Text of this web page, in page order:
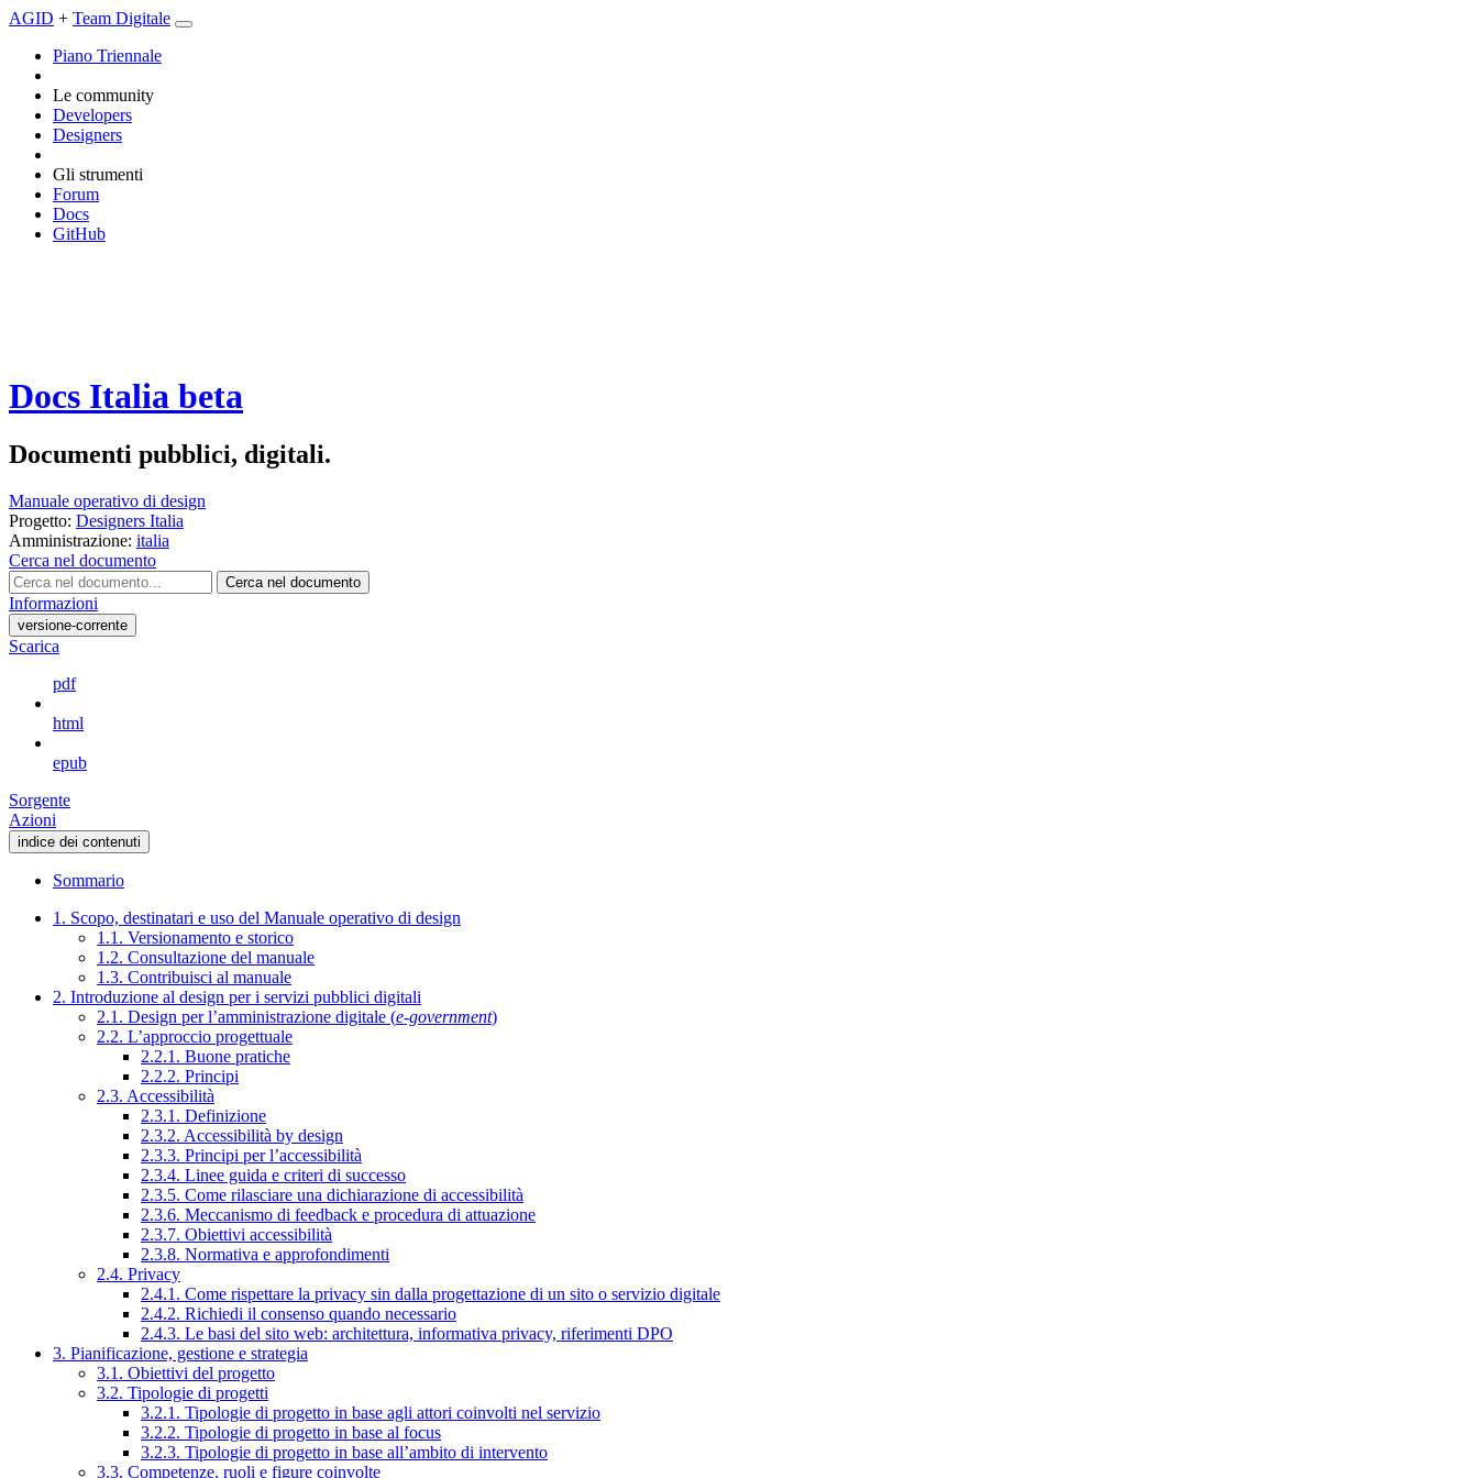
AGID + Team Digitale
Piano Triennale
Le community
Developers
Designers
Gli strumenti
Forum
Docs
GitHub
Docs Italia beta
Documenti pubblici, digitali.
Manuale operativo di design
Progetto: Designers Italia
Amministrazione: italia
Cerca nel documento
Cerca nel documento
Informazioni
versione-corrente
Scarica
pdf
html
epub
Sorgente
Azioni
indice dei contenuti
Sommario
1. Scopo, destinatari e uso del Manuale operativo di design
1.1. Versionamento e storico
1.2. Consultazione del manuale
1.3. Contribuisci al manuale
2. Introduzione al design per i servizi pubblici digitali
2.1. Design per l’amministrazione digitale (e-government)
2.2. L’approccio progettuale
2.2.1. Buone pratiche
2.2.2. Principi
2.3. Accessibilità
2.3.1. Definizione
2.3.2. Accessibilità by design
2.3.3. Principi per l’accessibilità
2.3.4. Linee guida e criteri di successo
2.3.5. Come rilasciare una dichiarazione di accessibilità
2.3.6. Meccanismo di feedback e procedura di attuazione
2.3.7. Obiettivi accessibilità
2.3.8. Normativa e approfondimenti
2.4. Privacy
2.4.1. Come rispettare la privacy sin dalla progettazione di un sito o servizio digitale
2.4.2. Richiedi il consenso quando necessario
2.4.3. Le basi del sito web: architettura, informativa privacy, riferimenti DPO
3. Pianificazione, gestione e strategia
3.1. Obiettivi del progetto
3.2. Tipologie di progetti
3.2.1. Tipologie di progetto in base agli attori coinvolti nel servizio
3.2.2. Tipologie di progetto in base al focus
3.2.3. Tipologie di progetto in base all’ambito di intervento
3.3. Competenze, ruoli e figure coinvolte